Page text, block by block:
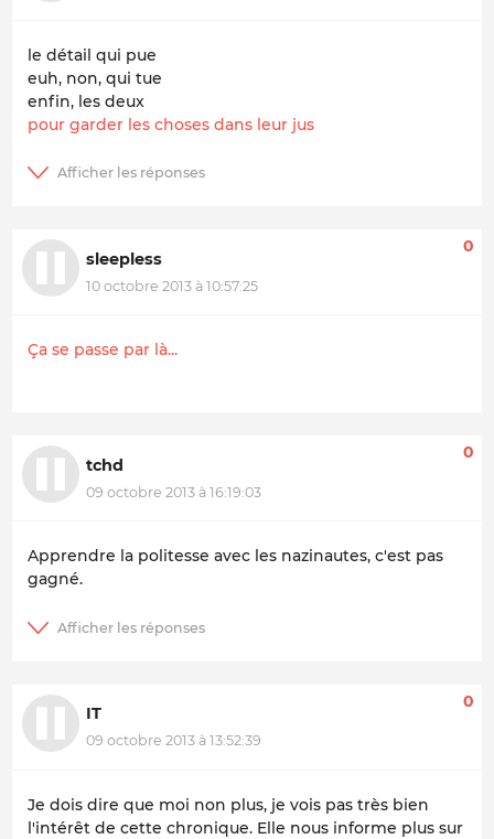
le détail qui pue
euh, non, qui tue
enfin, les deux
pour garder les choses dans leur jus
sleepless
10 octobre 2013 à 10:57:25
0
Ça se passe par là...
tchd
09 octobre 2013 à 16:19:03
0
Apprendre la politesse avec les nazinautes, c'est pas
gagné.
IT
09 octobre 2013 à 13:52:39
0
Je dois dire que moi non plus, je vois pas très bien
l'intérêt de cette chronique. Elle nous informe plus sur